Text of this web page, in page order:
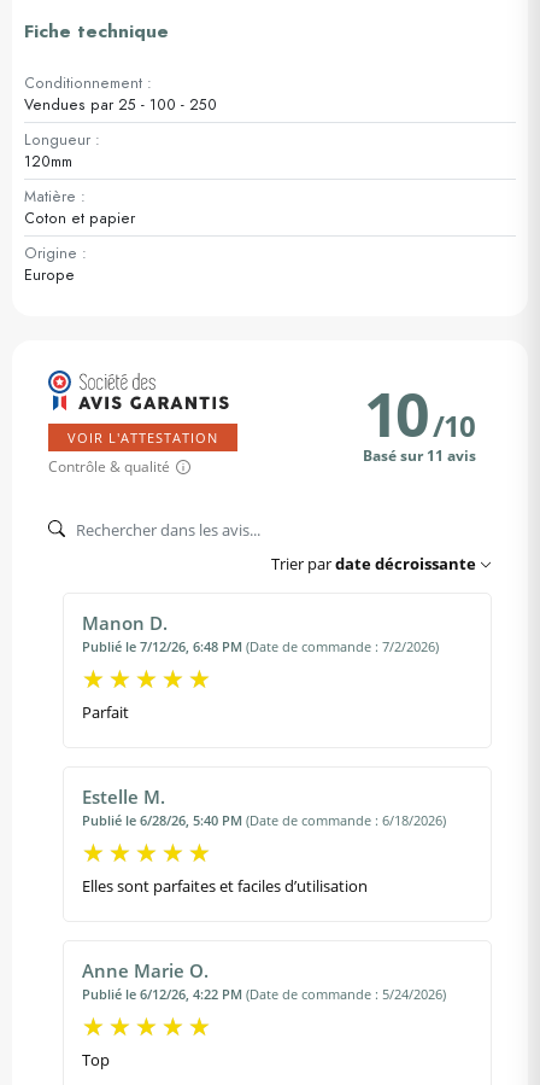
Fiche technique
Conditionnement :
Vendues par 25 - 100 - 250
Longueur :
120mm
Matière :
Coton et papier
Origine :
Europe
VOIR L'ATTESTATION
Contrôle & qualité
10/10
Basé sur 11 avis
Trier pardate décroissante
Manon D.
Publié le 7/12/26, 6:48 PM (Date de commande : 7/2/2026)
Parfait
Estelle M.
Publié le 6/28/26, 5:40 PM (Date de commande : 6/18/2026)
Elles sont parfaites et faciles d’utilisation
Anne Marie O.
Publié le 6/12/26, 4:22 PM (Date de commande : 5/24/2026)
Top